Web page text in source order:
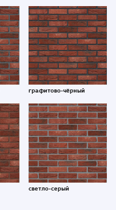
графитово-чёрный
светло-серый